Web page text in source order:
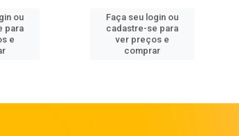
ou
para
e
Faça seu login ou
cadastre-se para
ver preços e
comprar